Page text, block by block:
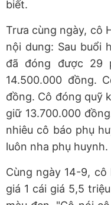
biết.
Trưa cùng ngày, cô
nội dung: Sau buổi
đã đóng được 29
14.500.000 đồng.
đồng. Cô đóng quỹ
giữ 13.700.000
nhiêu cô báo phụ
luôn nha phụ huynh.
Cùng ngày 14-9,
giá 1 cái giá 5,5